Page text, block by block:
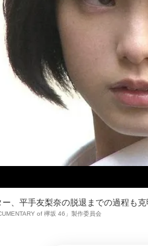
、平手友梨奈の脱退までの過程も克
of 欅坂 46」製作委員会